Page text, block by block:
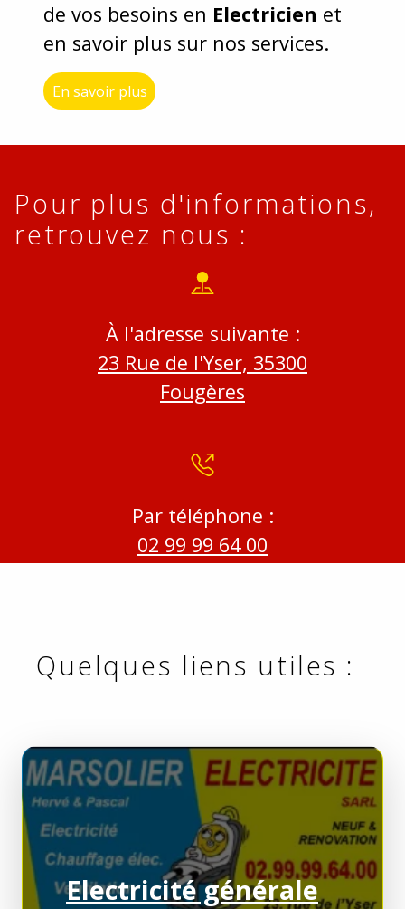
de vos besoins en Electricien et
en savoir plus sur nos services.
En savoir plus
Pour plus d'informations,
retrouvez nous :
À l'adresse suivante :
23 Rue de l'Yser, 35300
Fougères
Par téléphone :
02 99 99 64 00
Quelques liens utiles :
Electricité générale